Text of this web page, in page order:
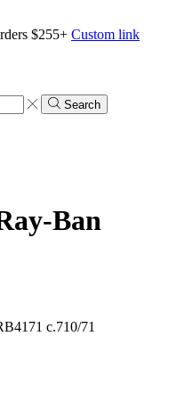
$255+ Custom link
Search
Ban
c.710/71